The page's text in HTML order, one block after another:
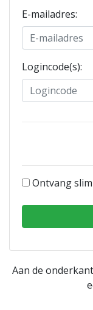
E-mailadres:
Logincode(s):
Ontvang
Aan de